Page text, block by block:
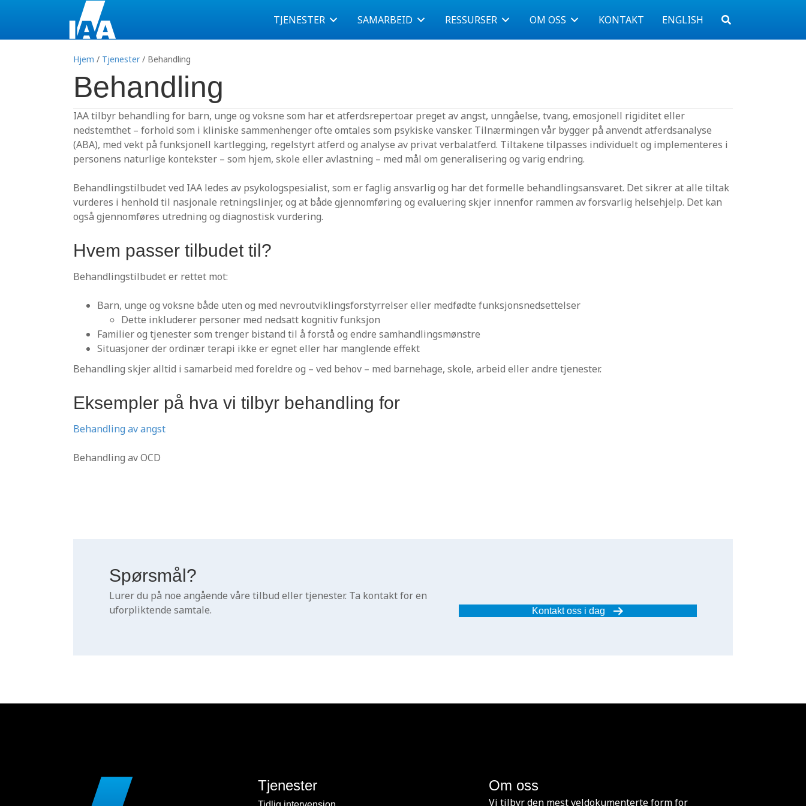
TJENESTER SAMARBEID RESSURSER OM OSS KONTAKT ENGLISH
Hjem / Tjenester/ Behandling
Behandling
IAA tilbyr behandling for barn, unge og voksne som har et atferdsrepertoar preget av angst, unngåelse, tvang, emosjonell rigiditet eller
nedstemthet – forhold som i kliniske sammenhenger ofte omtales som psykiske vansker. Tilnærmingen vår bygger på anvendt atferdsanalyse
(ABA), med vekt på funksjonell kartlegging, regelstyrt atferd og analyse av privat verbalatferd. Tiltakene tilpasses individuelt og implementeres i
personens naturlige kontekster – som hjem, skole eller avlastning – med mål om generalisering og varig endring.
Behandlingstilbudet ved IAA ledes av psykologspesialist, som er faglig ansvarlig og har det formelle behandlingsansvaret. Det sikrer at alle tiltak
vurderes i henhold til nasjonale retningslinjer, og at både gjennomføring og evaluering skjer innenfor rammen av forsvarlig helsehjelp. Det kan
også gjennomføres utredning og diagnostisk vurdering.
Hvem passer tilbudet til?
Behandlingstilbudet er rettet mot:
Barn, unge og voksne både uten og med nevroutviklingsforstyrrelser eller medfødte funksjonsnedsettelser
Dette inkluderer personer med nedsatt kognitiv funksjon
Familier og tjenester som trenger bistand til å forstå og endre samhandlingsmønstre
Situasjoner der ordinær terapi ikke er egnet eller har manglende effekt
Behandling skjer alltid i samarbeid med foreldre og – ved behov – med barnehage, skole, arbeid eller andre tjenester.
Eksempler på hva vi tilbyr behandling for
Behandling av angst
Behandling av OCD
Spørsmål?
Lurer du på noe angående våre tilbud eller tjenester. Ta kontakt for en
uforpliktende samtale.
Kontakt oss i dag
Tjenester Om oss
Vi tilbyr den mest veldokumenterte form for